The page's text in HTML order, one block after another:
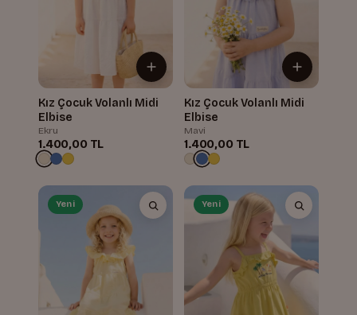
Kız Çocuk Volanlı Midi
Elbise
Ekru
1.400,00 TL
Kız Çocuk Volanlı Midi
Elbise
Mavi
1.400,00 TL
Yeni Yeni